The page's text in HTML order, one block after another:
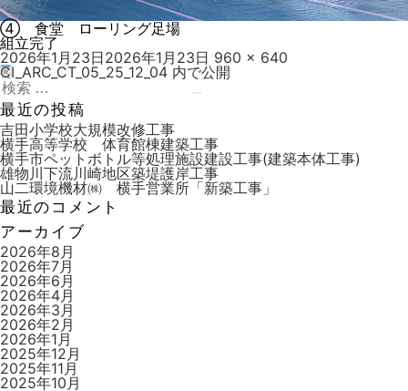
④ 食堂 ローリング足場
組立完了
投
稿
日:
2026年1月23日2026年1月23日 フ
ル
サ
960 × 640
投
稿
ナ
ビ
ゲ
ー
シ
ョ
ン
CI_ARC_CT_05_25_12_04 内で公開
検
索:
最近の投稿
吉田小学校大規模改修工事
横手高等学校 体育館棟建築工事
横手市ペットボトル等処理施設建設工事(建築本体工事)
雄物川下流川崎地区築堤護岸工事
山二環境機材㈱ 横手営業所「新築工事」
最近のコメント
アーカイブ
2026年8月
2026年7月
2026年6月
2026年4月
2026年3月
2026年2月
2026年1月
2025年12月
2025年11月
2025年10月